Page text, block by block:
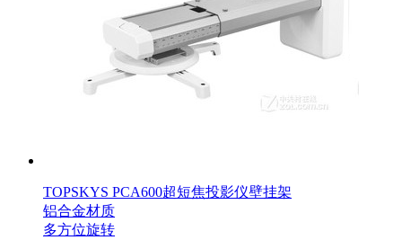
TOPSKYS PCA600超短焦投影仪壁挂架
铝合金材质
多方位旋转